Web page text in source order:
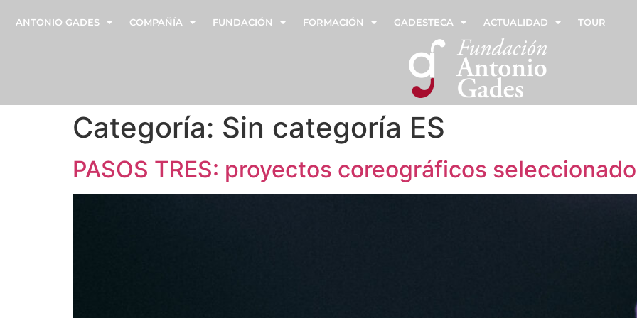
ANTONIO GADES COMPAÑÍA FUNDACIÓN FORMACIÓN GADESTECA ACTUALIDAD TOUR
Categoría: Sin categoría ES
PASOS TRES: proyectos coreográficos